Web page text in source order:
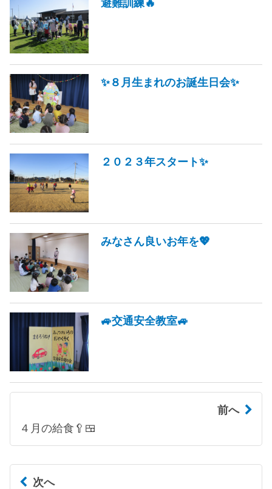
✨８月生まれのお誕生日会✨
２０２３年スタート✨
みなさん良いお年を💖
🚙交通安全教室🚙
前へ
４月の給食🥄🍱
次へ